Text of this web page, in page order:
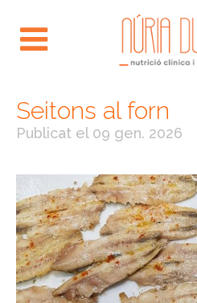
Seitons al forn
Publicat el 09 gen. 2026